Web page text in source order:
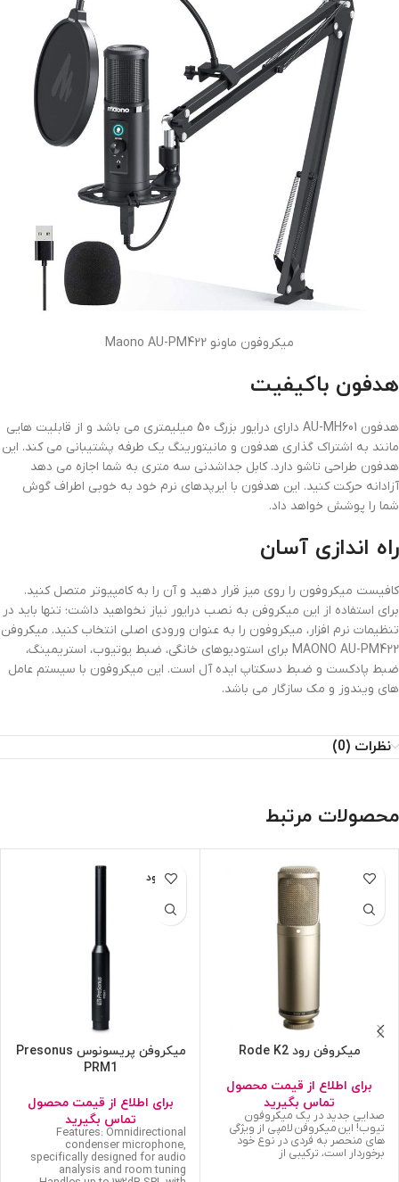
میکروفون ماونو Maono AU-PM422
هدفون باکیفیت
هدفون AU-MH601 دارای درایور بزرگ 50 میلیمتری می باشد و از قابلیت هایی
مانند به اشتراک گذاری هدفون و مانیتورینگ یک طرفه پشتیبانی می کند. این
هدفون طراحی تاشو دارد. کابل جداشدنی سه متری به شما اجازه می دهد
آزادانه حرکت کنید. این هدفون با ایرپدهای نرم خود به خوبی اطراف گوش
شما را پوشش خواهد داد.
راه اندازی آسان
کافیست میکروفون را روی میز قرار دهید و آن را به کامپیوتر متصل کنید.
برای استفاده از این میکروفن به نصب درایور نیاز نخواهید داشت؛ تنها باید در
تنظیمات نرم افزار، میکروفون را به عنوان ورودی اصلی انتخاب کنید. میکروفن
MAONO AU-PM422 برای استودیوهای خانگی، ضبط یوتیوب، استریمینگ،
ضبط پادکست و ضبط دسکتاپ ایده آل است. این میکروفون با سیستم عامل
های ویندوز و مک سازگار می باشد.
نظرات (0)
محصولات مرتبط
میکروفن رود Rode K2
برای اطلاع از قیمت محصول
تماس بگیرید
صدایی جدید در یک میکروفون
تیوب! این میکروفن لامپی از ویژگی
های منحصر به فردی در نوع خود
برخوردار است، ترکیبی از
ناموجود
میکروفن پریسونوس Presonus
PRM1
برای اطلاع از قیمت محصول
تماس بگیرید
Features: Omnidirectional
condenser microphone,
specifically designed for audio
analysis and room tuning